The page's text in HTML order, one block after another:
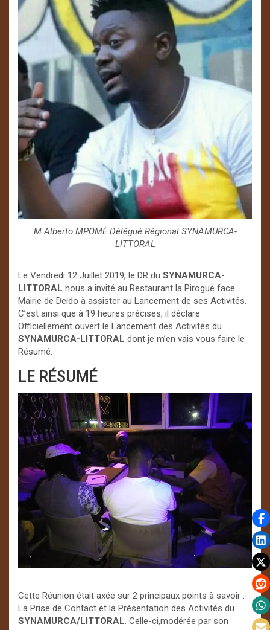
M.Alberto MPOMÈ Délégué Régional SYNAMURCA-
LITTORAL
Le Vendredi 12 Juillet 2019, le DR du SYNAMURCA-
LITTORAL nous a invité au Restaurant la Pirogue face
Mairie de Deido à assister au Lancement de ses Activités.
C’est ainsi que à 19 heures précises, il déclare
Officiellement ouvert le Lancement des Activités du
SYNAMURCA-LITTORAL dont je m’en vais vous faire le
Résumé.
LE RÉSUMÉ
Cette Réunion était axée sur 2 principaux points à savoir :
La Prise de Contact et la Présentation des Activités du
SYNAMURCA/LITTORAL. Celle-ci,modérée par son